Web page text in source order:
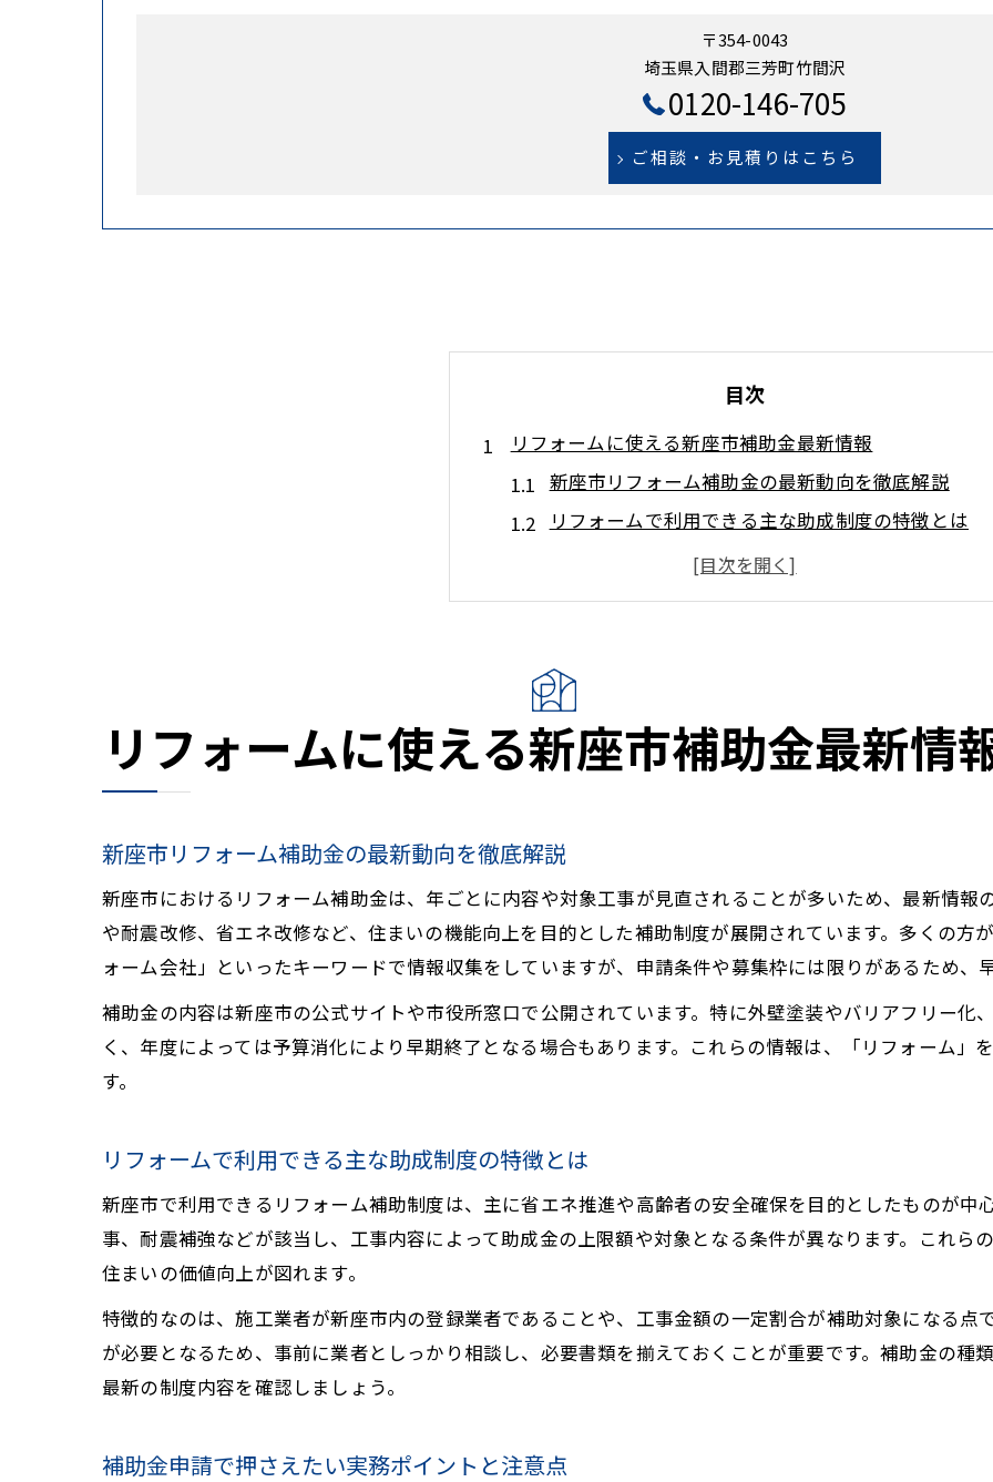
〒354-0043
埼玉県入間郡三芳町竹間沢
0120-146-705
ご相談・お見積りはこちら
目次
リフォームに使える新座市補助金最新情報
新座市リフォーム補助金の最新動向を徹底解説
リフォームで利用できる主な助成制度の特徴とは
補助金申請で押さえたい実務ポイントと注意点
リフォーム補助金活用で賢く住まいを改善する方法
着工前に確認すべき助成制度と注意点
リフォーム着工前に助成制度の有無を調べる手順
申請前に確認したいリフォーム補助金の条件
リフォーム計画時に知るべき助成金の注意事項
外壁リフォームで損しない実践的ポイント
外壁リフォーム時の補助金活用で費用を抑える方法
新座市リフォーム会社選びで重視すべき基準
外壁リフォームのトラブル事例とその回避策
リフォーム補助金適用範囲と外壁工事の実情
口コミや実績から優良リフォーム会社を探す方法
悪質リフォーム業者の特徴と見抜き方の実践法
新座市リフォーム会社比較で後悔しない業者選定
新座市リフォーム会社の口コミ活用術を紹介
リフォームに使える新座市補助金最新情
新座市リフォーム補助金の最新動向を徹底解説
新座市におけるリフォーム補助金は、年ごとに内容や対象工事が見直されることが多いため、最新情報
や耐震改修、省エネ改修など、住まいの機能向上を目的とした補助制度が展開されています。多くの方
ォーム会社」といったキーワードで情報収集をしていますが、申請条件や募集枠には限りがあるため、
補助金の内容は新座市の公式サイトや市役所窓口で公開されています。特に外壁塗装やバリアフリー化
く、年度によっては予算消化により早期終了となる場合もあります。これらの情報は、「リフォーム」
す。
リフォームで利用できる主な助成制度の特徴とは
新座市で利用できるリフォーム補助制度は、主に省エネ推進や高齢者の安全確保を目的としたものが中
事、耐震補強などが該当し、工事内容によって助成金の上限額や対象となる条件が異なります。これら
住まいの価値向上が図れます。
特徴的なのは、施工業者が新座市内の登録業者であることや、工事金額の一定割合が補助対象になる点
が必要となるため、事前に業者としっかり相談し、必要書類を揃えておくことが重要です。補助金の種
最新の制度内容を確認しましょう。
補助金申請で押さえたい実務ポイントと注意点